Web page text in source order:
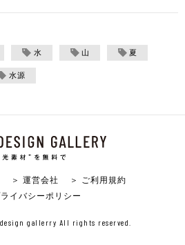
水 山 夏
水源
＞ 運営会社
＞ ご利用規約
ライバシーポリシー
gallerry All rights reserved.